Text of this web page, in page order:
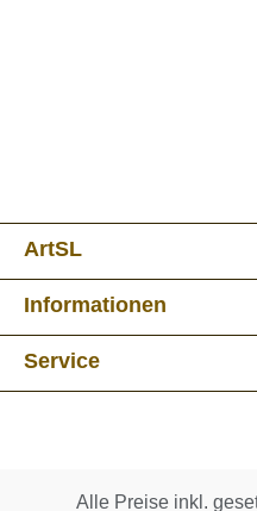
ArtSL
Informationen
Service
Alle Preise inkl.